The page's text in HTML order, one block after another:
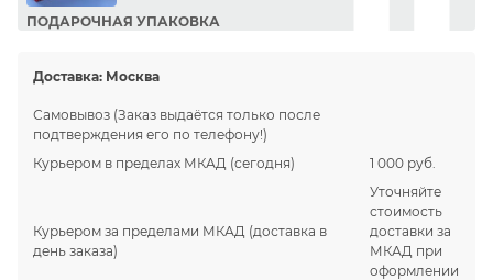
ПОДАРОЧНАЯ УПАКОВКА
Доставка: Москва
Самовывоз (Заказ выдаётся только после
подтверждения его по телефону!)
Курьером в пределах МКАД (сегодня) 1 000 руб.
Курьером за пределами МКАД (доставка в
день заказа)
Уточняйте
стоимость
доставки за
МКАД при
оформлении